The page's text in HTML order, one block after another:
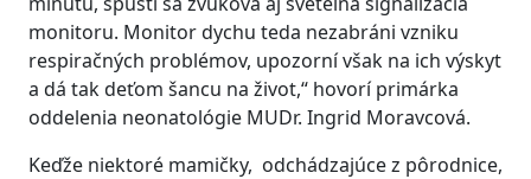
monitoru. Monitor dychu teda nezabráni vzniku
respiračných problémov, upozorní však na ich výskyt
a dá tak deťom šancu na život,“ hovorí primárka
oddelenia neonatológie MUDr. Ingrid Moravcová.
Keďže niektoré mamičky, odchádzajúce z pôrodnice,